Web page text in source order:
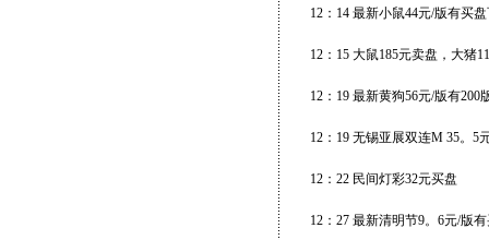
12：14 最新小鼠44元/版有买
12：15 大鼠185元卖盘，大猪
12：19 最新黄狗56元/版有200
12：19 无锡亚展双连M 35。5
12：22 民间灯彩32元买盘
12：27 最新清明节9。6元/版